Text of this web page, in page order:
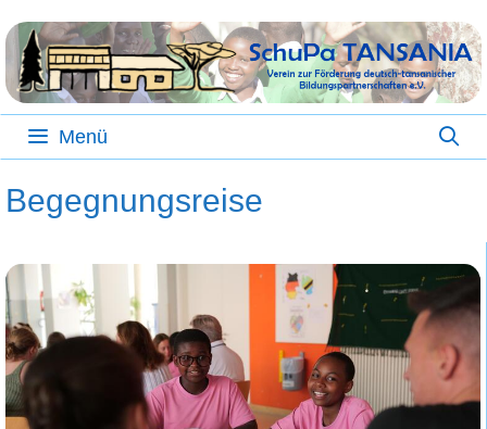
Inhalt
springen
Menü
Begegnungsreise